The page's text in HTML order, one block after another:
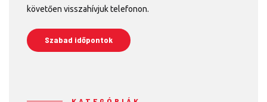
követően visszahívjuk telefonon.
Szabad időpontok